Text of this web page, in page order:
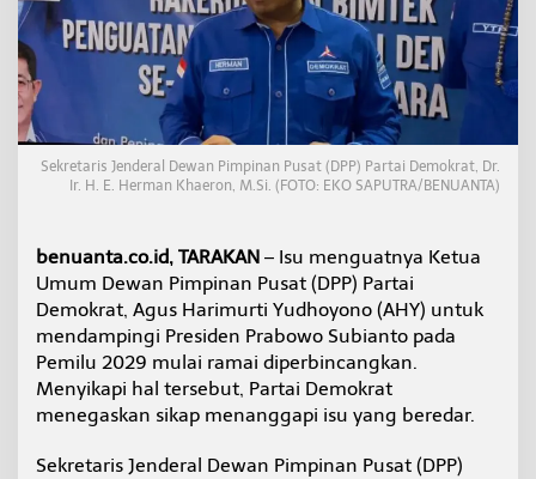
n
g
i
P
r
b
o
w
i
2
0
2
9
B
e
g
n
Sekretaris Jenderal Dewan Pimpinan Pusat (DPP) Partai Demokrat, Dr.
Ir. H. E. Herman Khaeron, M.Si. (FOTO: EKO SAPUTRA/BENUANTA)
benuanta.co.id, TARAKAN – Isu menguatnya Ketua
Umum Dewan Pimpinan Pusat (DPP) Partai
Demokrat, Agus Harimurti Yudhoyono (AHY) untuk
mendampingi Presiden Prabowo Subianto pada
Pemilu 2029 mulai ramai diperbincangkan.
Menyikapi hal tersebut, Partai Demokrat
menegaskan sikap menanggapi isu yang beredar.
Sekretaris Jenderal Dewan Pimpinan Pusat (DPP)